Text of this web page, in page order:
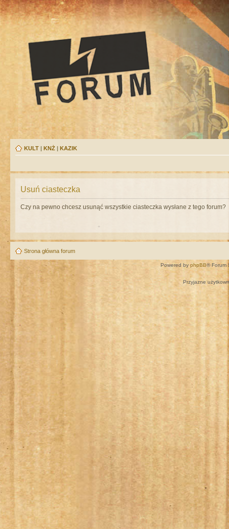
KULT | KNŻ | KAZIK
Usuń ciasteczka
Czy na pewno chcesz usunąć wszystkie ciasteczka wysłane z tego forum?
Strona główna forum
Powered by phpBB® Forum
Przyjazne